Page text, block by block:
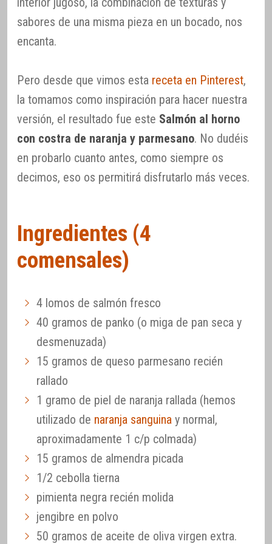
sabores de una misma pieza en un bocado, nos
encanta.
Pero desde que vimos esta receta en Pinterest,
la tomamos como inspiración para hacer nuestra
versión, el resultado fue este Salmón al horno
con costra de naranja y parmesano. No dudéis
en probarlo cuanto antes, como siempre os
decimos, eso os permitirá disfrutarlo más veces.
Ingredientes (4
comensales)
4 lomos de salmón fresco
40 gramos de panko (o miga de pan seca y
desmenuzada)
15 gramos de queso parmesano recién
rallado
1 gramo de piel de naranja rallada (hemos
utilizado de naranja sanguina y normal,
aproximadamente 1 c/p colmada)
15 gramos de almendra picada
1/2 cebolla tierna
pimienta negra recién molida
jengibre en polvo
50 gramos de aceite de oliva virgen extra.